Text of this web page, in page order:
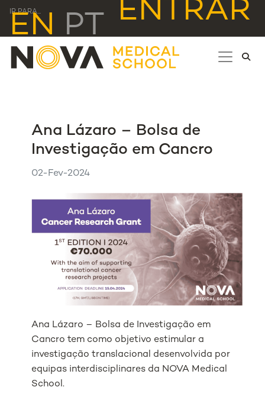
IR PARA... ENTRAR
EN PT
Ana Lázaro – Bolsa de
Investigação em Cancro
02-Fev-2024
Ana Lázaro – Bolsa de Investigação em
Cancro tem como objetivo estimular a
investigação translacional desenvolvida por
equipas interdisciplinares da NOVA Medical
School.